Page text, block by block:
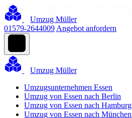
Umzug Müller
01579-2644009 Angebot anfordern
Umzug Müller
Umzugsunternehmen Essen
Umzug von Essen nach Berlin
Umzug von Essen nach Hamburg
Umzug von Essen nach München